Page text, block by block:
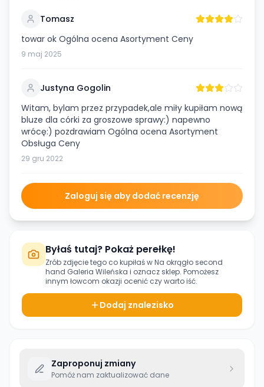
Tomasz
towar ok Ogólna ocena Asortyment Ceny
9 maj 2025
Justyna Gogolin
Witam, bylam przez przypadek,ale miły kupiłam nową
bluze dla córki za groszowe sprawy:) napewno
wrócę:) pozdrawiam Ogólna ocena Asortyment
Obsługa Ceny
29 gru 2022
Zaloguj się aby dodać recenzję
Byłaś tutaj? Pokaż perełkę!
Zrób zdjęcie tego co kupiłaś wNa okrągło second
hand Galeria Wileńska i oznacz sklep. Pomożesz
innym łowcom okazji ocenić czy warto iść.
Dodaj znalezisko
Zaproponuj zmiany
Pomóż nam zaktualizować dane